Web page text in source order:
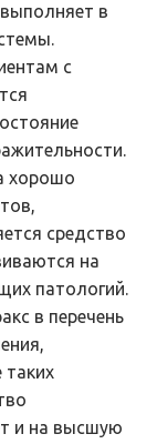
в
с
хорошо
средство
на
патологий.
в перечень
таких
и на высшую